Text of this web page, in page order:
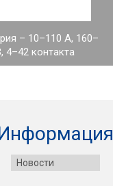
– 10–110 А, 160–
4–42 контакта
Новости